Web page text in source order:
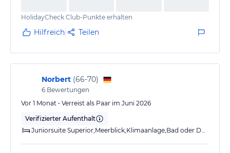
HolidayCheck Club-Punkte erhalten
Hilfreich Teilen
Norbert (66-70)
6 Bewertungen
Vor 1 Monat • Verreist als Paar im Juni 2026
Verifizierter Aufenthalt